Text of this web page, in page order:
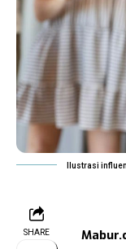
Ilustrasi
SHARE